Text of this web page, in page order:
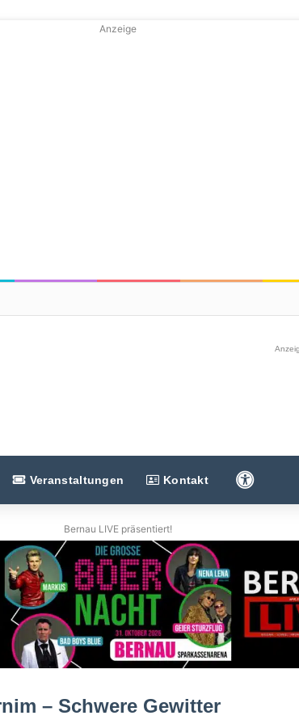
Anzeige
Veranstaltungen Kontakt
Bernau LIVE präsentiert!
– Schwere Gewitter